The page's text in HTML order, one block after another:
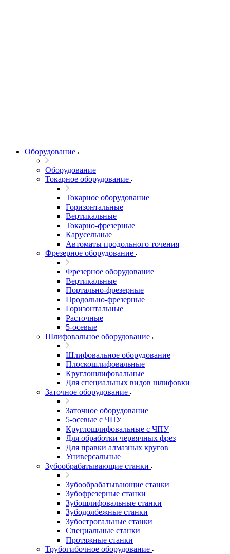
Оборудование
Оборудование
Токарное оборудование
Токарное оборудование
Горизонтальные
Вертикальные
Токарно-фрезерные
Карусельные
Автоматы продольного точения
Фрезерное оборудование
Фрезерное оборудование
Вертикальные
Портально-фрезерные
Продольно-фрезерные
Горизонтальные
Расточные
5-осевые
Шлифовальное оборудование
Шлифовальное оборудование
Плоскошлифовальные
Круглошлифовальные
Для специальных видов шлифовки
Заточное оборудование
Заточное оборудование
5-осевые с ЧПУ
Круглошлифовальные с ЧПУ
Для обработки червячных фрез
Для правки алмазных кругов
Универсальные
Зубообрабатывающие станки
Зубообрабатывающие станки
Зубофрезерные станки
Зубошлифовальные станки
Зубодолбежные станки
Зубострогальные станки
Специальные станки
Протяжные станки
Трубогибочное оборудование